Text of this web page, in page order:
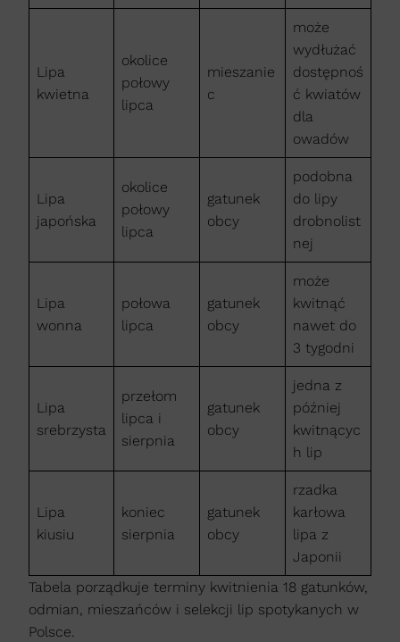
Lipa
kwietna
okolice
połowy
lipca
mieszanie
c
może
wydłużać
dostępnoś
ć kwiatów
dla
owadów
Lipa
japońska
okolice
połowy
lipca
gatunek
obcy
podobna
do lipy
drobnolist
nej
Lipa
wonna
połowa
lipca
gatunek
obcy
może
kwitnąć
nawet do
3 tygodni
Lipa
srebrzysta
przełom
lipca i
sierpnia
gatunek
obcy
jedna z
później
kwitnącyc
h lip
Lipa
kiusiu
koniec
sierpnia
gatunek
obcy
rzadka
karłowa
lipa z
Japonii
Tabela porządkuje terminy kwitnienia 18 gatunków,
odmian, mieszańców i selekcji lip spotykanych w
Polsce.